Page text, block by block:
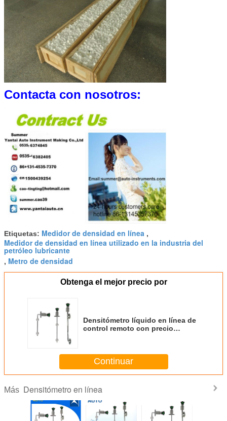
Contacta con nosotros:
Etiquetas: Medidor de densidad en línea ,
Medidor de densidad en línea utilizado en la industria del
petróleo lubricante
, Metro de densidad
Obtenga el mejor precio por
Densitómetro líquido en línea de
control remoto con precio
Continuar
Más Densitómetro en línea